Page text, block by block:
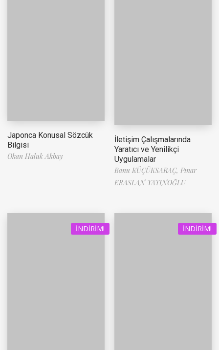
Japonca Konusal Sözcük
Bilgisi
Okan Haluk Akbay
İletişim Çalışmalarında
Yaratıcı ve Yenilikçi
Uygulamalar
Banu KÜÇÜKSARAÇ, Pınar
ERASLAN YAYINOĞLU
İNDIRIM! İNDIRIM!